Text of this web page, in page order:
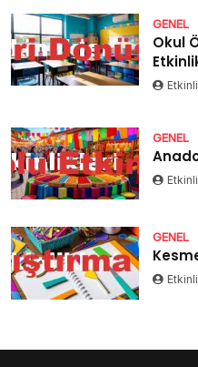
GENEL
Okul
GENEL
GENEL